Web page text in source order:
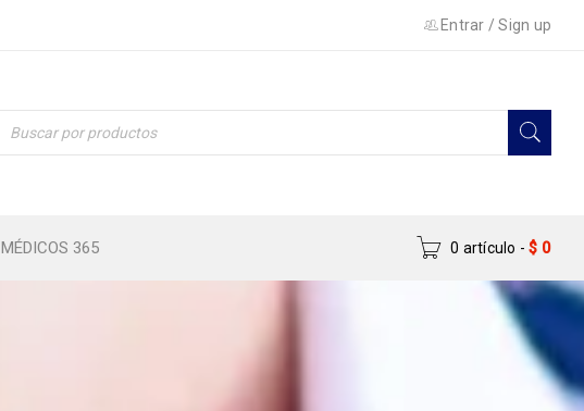
Entrar /Sign up
MÉDICOS 365 0 artículo - $ 0